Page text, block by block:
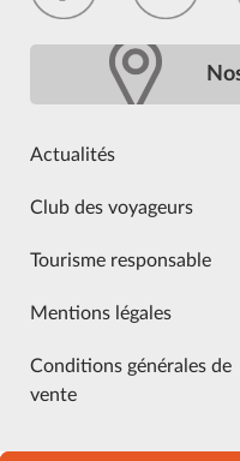
Actualités
Club des voyageurs
Tourisme responsable
Mentions légales
Conditions générales de
vente